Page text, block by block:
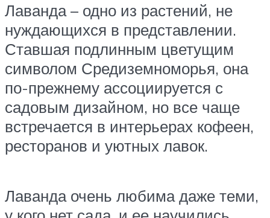
Лаванда – одно из растений, не
нуждающихся в представлении.
Ставшая подлинным цветущим
символом Средиземноморья, она
по-прежнему ассоциируется с
садовым дизайном, но все чаще
встречается в интерьерах кофеен,
ресторанов и уютных лавок.
Лаванда очень любима даже теми,